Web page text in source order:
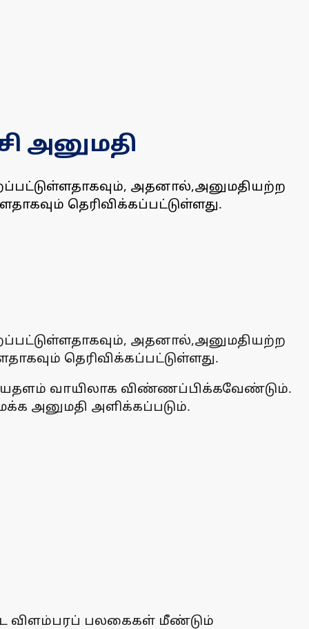
அனுமதி
அதனால்,அனுமதியற்ற
தெரிவிக்கப்பட்டுள்ளது.
அதனால்,அனுமதியற்ற
தெரிவிக்கப்பட்டுள்ளது.
வாயிலாக விண்ணப்பிக்கவேண்டும்.
அனுமதி அளிக்கப்படும்.
விளம்பரப் பலகைகள் மீண்டும்